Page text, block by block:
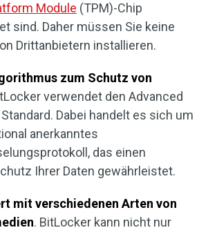
Module (TPM)-Chip
sind. Daher müssen Sie keine
Drittanbietern installieren.
zum Schutz von
verwendet den Advanced
Dabei handelt es sich um
anerkanntes
das einen
Ihrer Daten gewährleistet.
mit verschiedenen Arten von
. BitLocker kann nicht nur